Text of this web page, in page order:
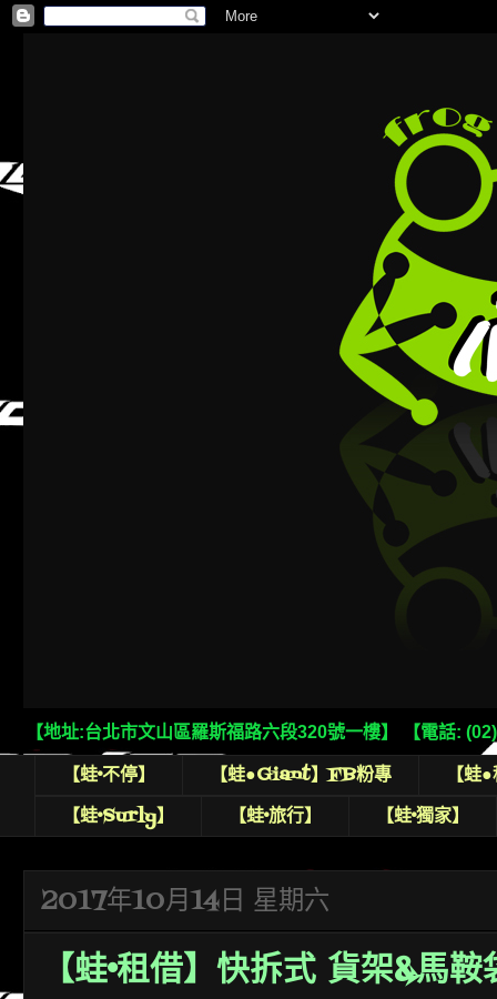
【地址:台北市文山區羅斯福路六段320號一樓】 【電話:
【蛙•不停】 【蛙●Giant】FB粉專
【
【蛙•Surly】
【蛙•旅行】 【蛙•獨家】
2017年10月14日 星期六
【蛙•租借】快拆式 貨架&馬